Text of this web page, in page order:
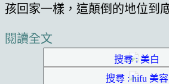
孩回家一樣，這顛倒的地位到
閱讀全文
搜尋 : 美白
搜尋 : hifu 美容